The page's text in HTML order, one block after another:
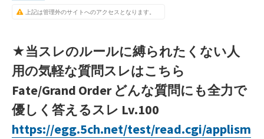
上記は管理外のサイトへのアクセスとなります。
★当スレのルールに縛られたくない人
用の気軽な質問スレはこちら
Fate/Grand Order どんな質問にも全力で
優しく答えるスレ Lv.100
https://egg.5ch.net/test/read.cgi/applism